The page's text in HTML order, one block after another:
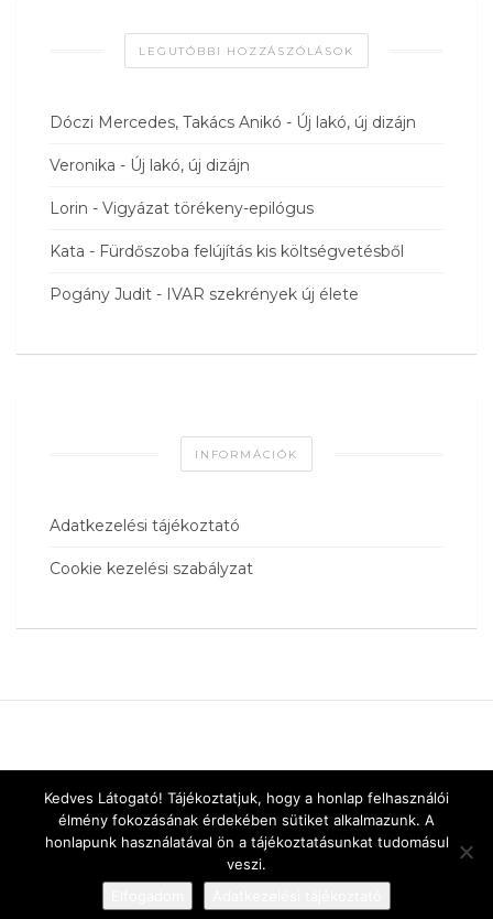
LEGUTÓBBI HOZZÁSZÓLÁSOK
Dóczi Mercedes, Takács Anikó - Új lakó, új dizájn
Veronika - Új lakó, új dizájn
Lorin - Vigyázat törékeny-epilógus
Kata - Fürdőszoba felújítás kis költségvetésből
Pogány Judit - IVAR szekrények új élete
INFORMÁCIÓK
Adatkezelési tájékoztató
Cookie kezelési szabályzat
Kedves Látogató! Tájékoztatjuk, hogy a honlap felhasználói
élmény fokozásának érdekében sütiket alkalmazunk. A
honlapunk használatával ön a tájékoztatásunkat tudomásul
veszi.